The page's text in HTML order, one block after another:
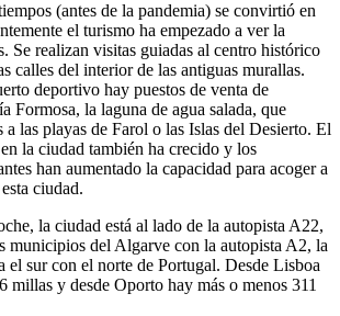
(antes de la pandemia) se convirtió en
el turismo ha empezado a ver la
Se realizan visitas guiadas al centro histórico
calles del interior de las antiguas murallas.
deportivo hay puestos de venta de
Formosa, la laguna de agua salada, que
a las playas de Farol o las Islas del Desierto. El
la ciudad también ha crecido y los
han aumentado la capacidad para acoger a
ciudad.
la ciudad está al lado de la autopista A22,
municipios del Algarve con la autopista A2, la
el sur con el norte de Portugal. Desde Lisboa
millas y desde Oporto hay más o menos 311